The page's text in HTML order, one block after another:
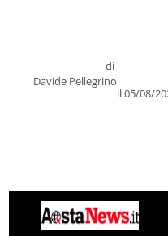
di
Davide Pellegrino
il 05/08/